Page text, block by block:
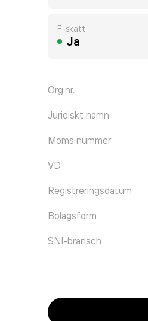
F-skatt
Ja
Org.nr.
Juridiskt namn
Moms nummer
VD
Registreringsdatum
Bolagsform
SNI-bransch